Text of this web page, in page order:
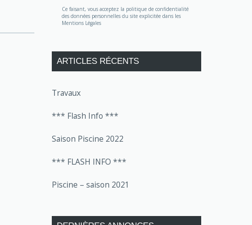
Ce faisant, vous acceptez la politique de confidentialité
des données personnelles du site explicitée dans les
Mentions Légales
ARTICLES RÉCENTS
Travaux
*** Flash Info ***
Saison Piscine 2022
*** FLASH INFO ***
Piscine – saison 2021